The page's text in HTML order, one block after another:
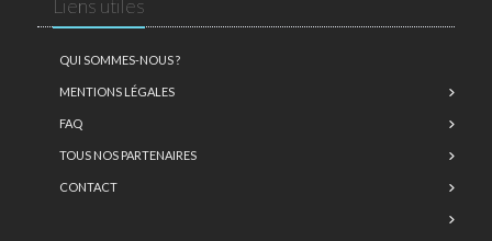
Liens utiles
QUI SOMMES-NOUS ?
MENTIONS LÉGALES
FAQ
TOUS NOS PARTENAIRES
CONTACT